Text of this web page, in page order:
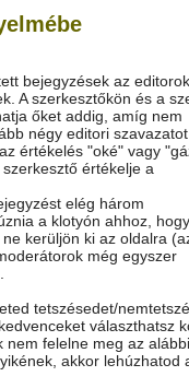
bejegyzések az editorok
A szerkesztőkön és a
őket addig, amíg nem
négy editori
értékelés "oké" vagy
értékelje a
elég három
a klotyón ahhoz, hogy
kerüljön ki az oldalra
még egyszer
tetszésedet/
választhatsz
nem felelne meg az alábbi
akkor lehúzhatod